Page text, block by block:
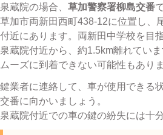
泉蔵院の場合、 草加警察署柳島交番
草加市両新田西町438-12に位置し、
付近にあります。両新田中学校を目
泉蔵院付近から、約1.5km離れてい
ムーズに到着できない可能性もありま
鍵業者に連絡して、車が使用できる
交番に向かいましょう。
泉蔵院付近での車の鍵の紛失には十